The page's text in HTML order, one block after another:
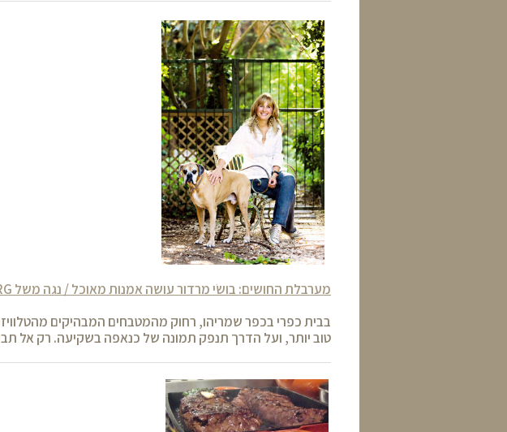
מערבלת החושים: בושׂי מרדור עושה אמנות מאוכל / נגה משל NRG
בבית כפרי בכפר שמריהו, רחוק מהמטבחים המבהיקים
טוב יותר, ועל הדרך תנפק תמונה של כנאפה בשקיעה. רק אל